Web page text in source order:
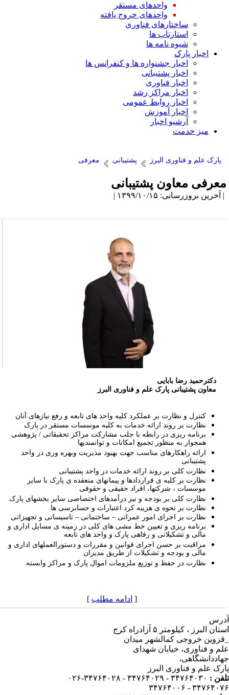
واحدهای مستقر
واحدهای خروج یافته
ساختارهای فناوری
استارتاپ ها
شیوه نامه ها
اخبار پارک
اخبار جشنواره ها و کنفرانس ها
اخبار پشتیبانی
اخبار فناوری
اخبار مراکز رشد
اخبار روابط عمومی
اخبار آموزش
آرشیو اخبار
میز خدمت
پارک علم و فناوری البرز پشتیبانی معرفی
معاون پشتیبانی
بروزرسانی: ۱۳۹۹/۱۰/۱۵ |
رضا بابایی
پشتیبانی پارک علم و فناوری البرز
کنترل و نظارت بر عملکرد کلیه واحد های تابعه و رفع نیازهای آنان
نظارت بر روند ارائه خدمات به کلیه موسسات مستقر در پارک
برنامه ریزی در رابطه با جلب مشارکت مراکز تحقیقاتی / پژوهشی
همجوار به منظور تجمیع امکانات و توانمندیها
ارائه راهکارهای مناسب جهت بهبود مدیریت وبهره وری در واحد
پشتیبانی
نظارت کلی بر روند ارائه خدمات در واحد پشتیبانی
نظارت بر کلیه ی قراردادها و پیمانهای منعقده ی پارک با سایر
موسسات ، شرکتها، افراد حقیقی و حقوقی
نظارت کلی بر بودجه و نیز درآمدهای اختصاصی سایر بخشهای پارک
نظارت بر نحوه ی هزینه کرد اعتبارات و حسابرسی ها
نظارت بر اجرای امور عمرانی – ساختمانی – تاسیساتی و تجهیزاتی
برنامه ریزی و تعیین خط مشی های کلی در زمینه ی مسایل اداری و
مالی و تشکیلاتی و رفاهی پارک و واحد های تابعه
مراقبت بر حسن اجرای قوانین و مقررات و دستورالعملهای اداری و
مالی و بودجه و تشکیلات از طریق مدیران
نظارت در حفظ و توزیع ملزومات اموال پارک و مراکز وابسته
ادامه مطلب]
استان البرز ، کیلومتر ۵ آزادراه کرج
خروجی کمالشهر میدان
و فناوری، خیابان شهدای
علم و فناوری البرز
:
- ۳۴۷۶۴۰۰۶